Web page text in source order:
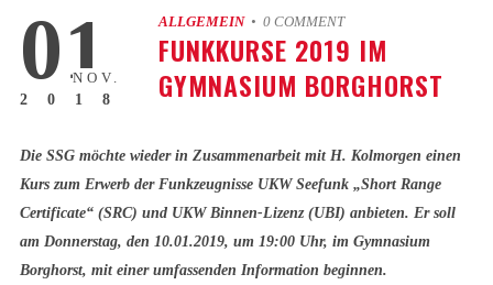
01
NOV.
2018
ALLGEMEIN• 0 COMMENT
FUNKKURSE 2019 IM
GYMNASIUM BORGHORST
Die SSG möchte wieder in Zusammenarbeit mit H. Kolmorgen einen
Kurs zum Erwerb der Funkzeugnisse UKW Seefunk „Short Range
Certificate“ (SRC) und UKW Binnen-Lizenz (UBI) anbieten. Er soll
am Donnerstag, den 10.01.2019, um 19:00 Uhr, im Gymnasium
Borghorst, mit einer umfassenden Information beginnen.